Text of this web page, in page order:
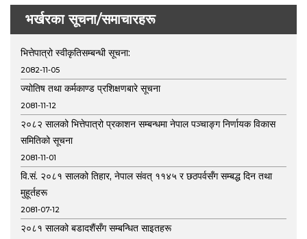
भर्खरका सूचना/समाचारहरू
भित्तेपात्रो स्वीकृतिसम्बन्धी सूचना:
2082-11-05
ज्योतिष तथा कर्मकाण्ड प्रशिक्षणबारे सूचना
2081-11-12
२०८२ सालको भित्तेपात्रो प्रकाशन सम्बन्धमा नेपाल पञ्चाङ्ग निर्णायक विकास
समितिको सूचना
2081-11-01
वि.सं. २०८१ सालको तिहार, नेपाल संवत् ११४५ र छठपर्वसँग सम्बद्ध दिन तथा
मुहूर्तहरू
2081-07-12
२०८१ सालको बडादशैंसँग सम्बन्धित साइतहरू